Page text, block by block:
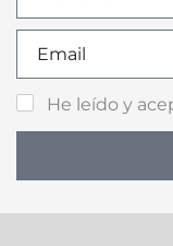
He leído y